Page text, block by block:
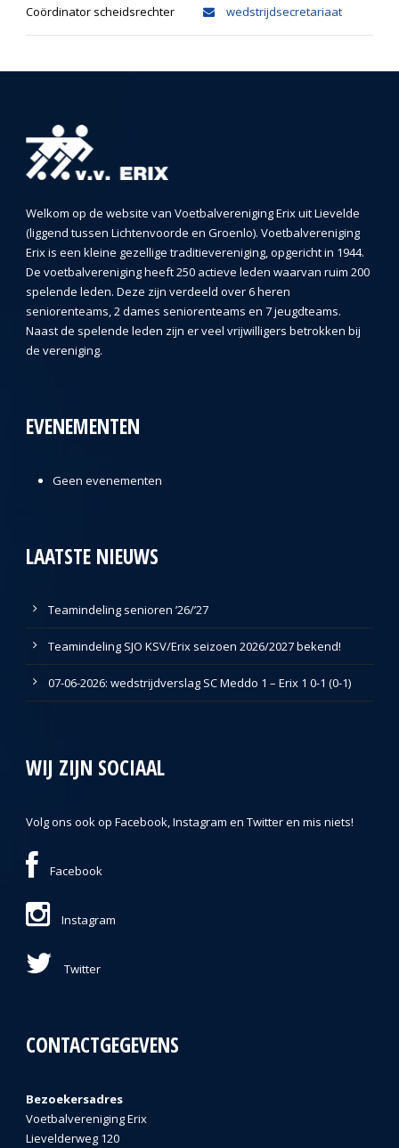
Coördinator scheidsrechter wedstrijdsecretariaat
Welkom op de website van Voetbalvereniging Erix uit Lievelde
(liggend tussen Lichtenvoorde en Groenlo). Voetbalvereniging
Erix is een kleine gezellige traditievereniging, opgericht in 1944.
De voetbalvereniging heeft 250 actieve leden waarvan ruim 200
spelende leden. Deze zijn verdeeld over 6 heren
seniorenteams, 2 dames seniorenteams en 7 jeugdteams.
Naast de spelende leden zijn er veel vrijwilligers betrokken bij
de vereniging.
EVENEMENTEN
Geen evenementen
LAATSTE NIEUWS
Teamindeling senioren ’26/’27
Teamindeling SJO KSV/Erix seizoen 2026/2027 bekend!
07-06-2026: wedstrijdverslag SC Meddo 1 – Erix 1 0-1 (0-1)
WIJ ZIJN SOCIAAL
Volg ons ook op Facebook, Instagram en Twitter en mis niets!
Facebook
Instagram
Twitter
CONTACTGEGEVENS
Bezoekersadres
Voetbalvereniging Erix
Lievelderweg 120